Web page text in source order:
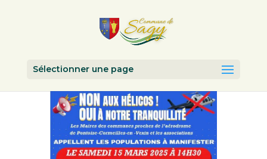
Sélectionner une page